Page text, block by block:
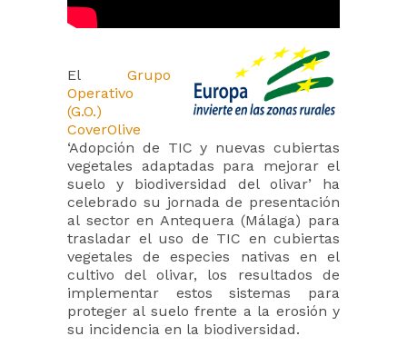
El Grupo
Operativo
(G.O.)
CoverOlive
‘Adopción de TIC y nuevas cubiertas
vegetales adaptadas para mejorar el
suelo y biodiversidad del olivar’ ha
celebrado su jornada de presentación
al sector en Antequera (Málaga) para
trasladar el uso de TIC en cubiertas
vegetales de especies nativas en el
cultivo del olivar, los resultados de
implementar estos sistemas para
proteger al suelo frente a la erosión y
su incidencia en la biodiversidad.